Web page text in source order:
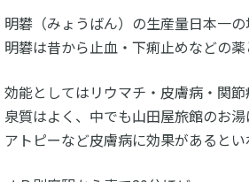
明礬（みょうばん）の生産量日本一
明礬は昔から止血・下痢止めなどの
効能としてはリウマチ・皮膚病・関
泉質はよく、中でも山田屋旅館のお
アトピーなど皮膚病に効果があると